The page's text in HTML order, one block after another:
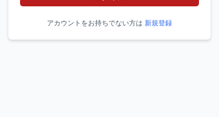
アカウントをお持ちでない方は 新規登録